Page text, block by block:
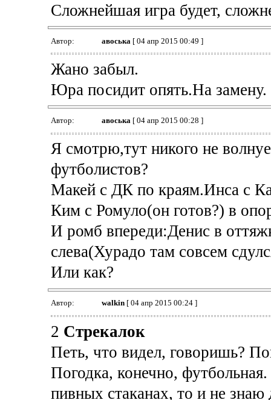
Сложнейшая игра будет,
Автор: авоська [ 04 апр 2015 00:49 ]
Жано забыл.
Юра посидит опять.На замену.
Автор: авоська[ 04 апр 2015 00:28 ]
Я смотрю,тут никого не
футболистов?
Макей с ДК по краям.Инса с
Ким с Ромуло(он готов?) в
И ромб впереди:Денис в
слева(Хурадо там совсем
Или как?
Автор: walkin[ 04 апр 2015 00:24 ]
2 Стрекалок
Петь, что видел, говоришь?
Погодка, конечно,
пивных стаканах, то и не